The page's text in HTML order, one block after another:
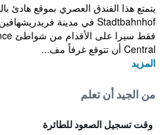
يتمتع هذا الفندق العصري بموقع
Central أن تتوقع غرفاً مف...
المزيد
من الجيد أن تعلم
وقت تسجيل الصعود للطائرة